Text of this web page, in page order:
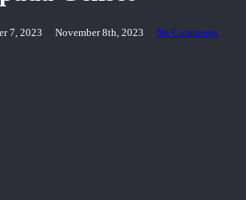
7, 2023 November 8th, 2023 No Comments